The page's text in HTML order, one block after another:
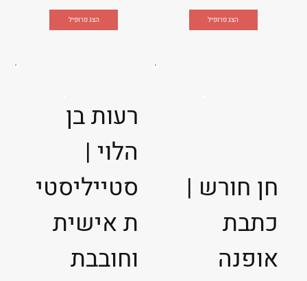
הצג פרופיל הצג פרופיל
רעות בן
הלוי |
סטייליסטי
ת אישית
וחובבת
חן חורש |
כתבת
אופנה